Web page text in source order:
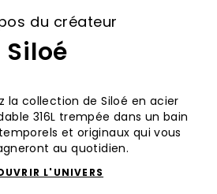
du créateur
Siloé
la collection de Siloé en acier
316L trempée dans un bain
et originaux qui vous
au quotidien.
L'UNIVERS